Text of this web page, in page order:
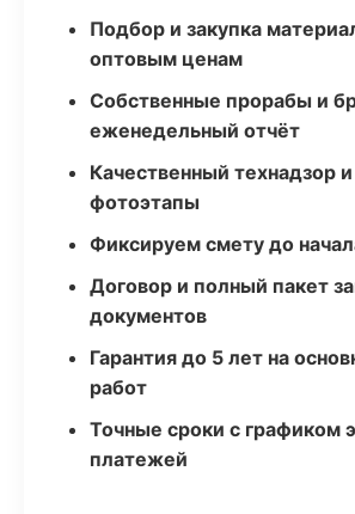
Подбор и закупка
оптовым ценам
Собственные прорабы и
еженедельный отчёт
Качественный технадзор
фотоэтапы
Фиксируем смету до
Договор и полный пакет
документов
Гарантия до 5 лет на
работ
Точные сроки с графиком
платежей